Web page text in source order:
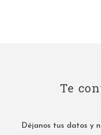
Te
Déjanos tus datos y